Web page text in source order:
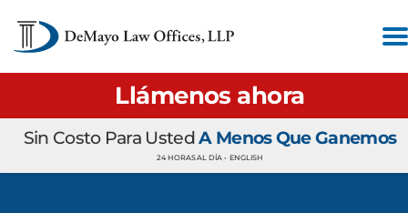
Llámenos ahora
Sin Costo Para UstedA Menos Que Ganemos
24 HORAS AL DÍA • ENGLISH